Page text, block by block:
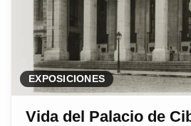
EXPOSICIONES
Vida del Palacio de